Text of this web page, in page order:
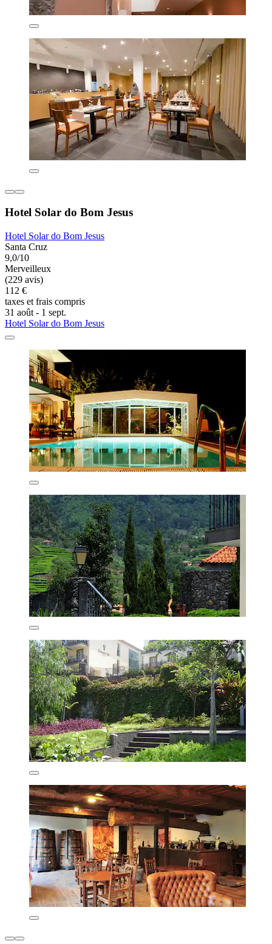
Hotel Solar do Bom Jesus
Hotel Solar do Bom Jesus
Santa Cruz
9,0/10
Merveilleux
(229 avis)
112 €
taxes et frais compris
31 août - 1 sept.
Hotel Solar do Bom Jesus